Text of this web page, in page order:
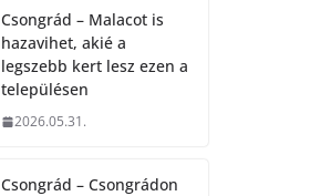
Csongrád – Malacot is
hazavihet, akié a
legszebb kert lesz ezen a
településen
2026.05.31.
Csongrád – Csongrádon